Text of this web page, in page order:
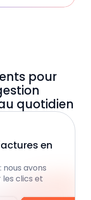
pour
quotidien
en
nous avons
les clics et